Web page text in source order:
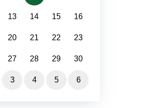
13 14 15 16
20 21 22 23
27 28 29 30
3 4 5 6